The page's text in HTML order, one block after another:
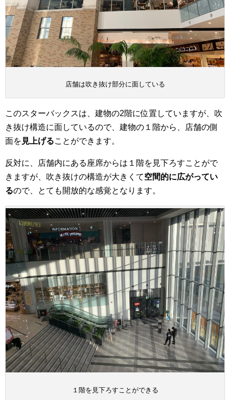
店舗は吹き抜け部分に面している
このスターバックスは、建物の2階に位置していますが、吹
き抜け構造に面しているので、建物の１階から、店舗の側
面を 見上げることができます。
反対に、店舗内にある座席からは１階を見下ろすことがで
きますが、吹き抜けの構造が大きくて空間的に広がってい
るので、とても開放的な感覚となります。
１階を見下ろすことができる